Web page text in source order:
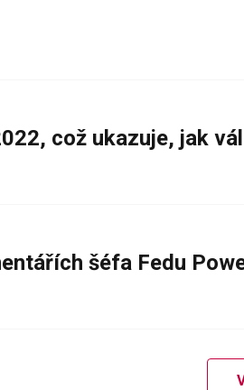
což ukazuje, jak
šéfa Fedu